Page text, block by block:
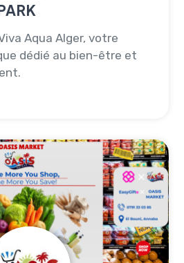
Aqua Alger, votre
dédié au bien-être et